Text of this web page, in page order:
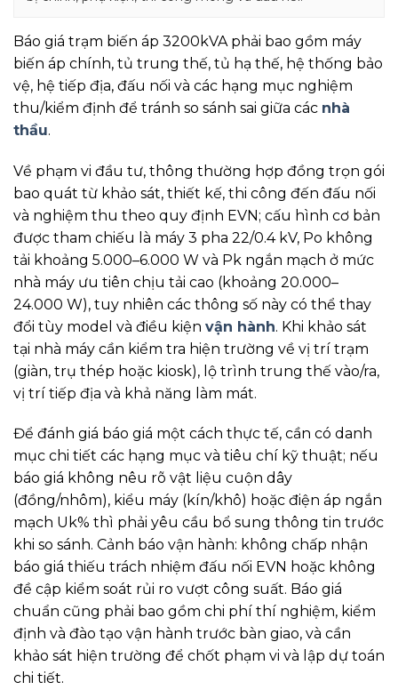
Báo giá trạm biến áp 3200kVA phải bao gồm máy
biến áp chính, tủ trung thế, tủ hạ thế, hệ thống bảo
vệ, hệ tiếp địa, đấu nối và các hạng mục nghiệm
thu/kiểm định để tránh so sánh sai giữa các nhà
thầu.
Về phạm vi đầu tư, thông thường hợp đồng trọn gói
bao quát từ khảo sát, thiết kế, thi công đến đấu nối
và nghiệm thu theo quy định EVN; cấu hình cơ bản
được tham chiếu là máy 3 pha 22/0.4 kV, Po không
tải khoảng 5.000–6.000 W và Pk ngắn mạch ở mức
nhà máy ưu tiên chịu tải cao (khoảng 20.000–
24.000 W), tuy nhiên các thông số này có thể thay
đổi tùy model và điều kiện vận hành. Khi khảo sát
tại nhà máy cần kiểm tra hiện trường về vị trí trạm
(giàn, trụ thép hoặc kiosk), lộ trình trung thế vào/ra,
vị trí tiếp địa và khả năng làm mát.
Để đánh giá báo giá một cách thực tế, cần có danh
mục chi tiết các hạng mục và tiêu chí kỹ thuật; nếu
báo giá không nêu rõ vật liệu cuộn dây
(đồng/nhôm), kiểu máy (kín/khô) hoặc điện áp ngắn
mạch Uk% thì phải yêu cầu bổ sung thông tin trước
khi so sánh. Cảnh báo vận hành: không chấp nhận
báo giá thiếu trách nhiệm đấu nối EVN hoặc không
đề cập kiểm soát rủi ro vượt công suất. Báo giá
chuẩn cũng phải bao gồm chi phí thí nghiệm, kiểm
định và đào tạo vận hành trước bàn giao, và cần
khảo sát hiện trường để chốt phạm vi và lập dự toán
chi tiết.